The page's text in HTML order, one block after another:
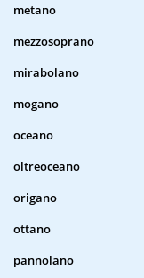
metano
mezzosoprano
mirabolano
mogano
oceano
oltreoceano
origano
ottano
pannolano